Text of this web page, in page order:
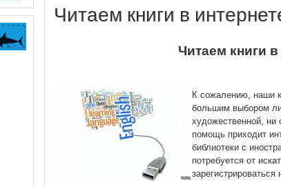
Читаем книги в
Читаем книги в
К сожалению, наши
большим выбором
художественной, ни
помощь приходит
библиотеки с
потребуется от
зарегистрироваться